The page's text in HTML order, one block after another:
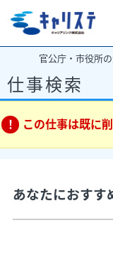
官公庁・市役所
仕事検索
この仕事は既に
あなたにおすす